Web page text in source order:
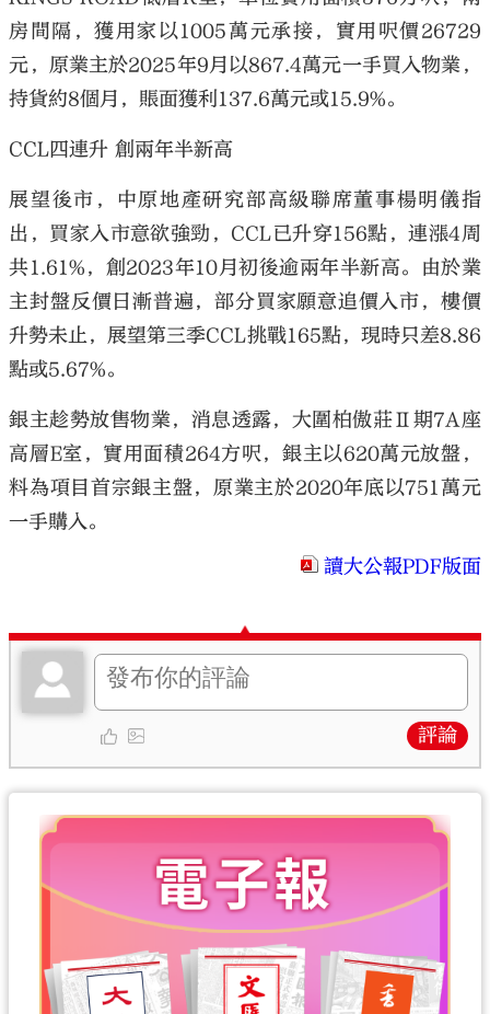
房間隔，獲用家以1005萬元承接，實用呎價26729
元，原業主於2025年9月以867.4萬元一手買入物業，
持貨約8個月，賬面獲利137.6萬元或15.9%。
CCL四連升 創兩年半新高
展望後市，中原地產研究部高級聯席董事楊明儀指
出，買家入市意欲強勁，CCL已升穿156點，連漲4周
共1.61%，創2023年10月初後逾兩年半新高。由於業
主封盤反價日漸普遍，部分買家願意追價入市，樓價
升勢未止，展望第三季CCL挑戰165點，現時只差8.86
點或5.67%。
銀主趁勢放售物業，消息透露，大圍柏傲莊Ⅱ期7A座
高層E室，實用面積264方呎，銀主以620萬元放盤，
料為項目首宗銀主盤，原業主於2020年底以751萬元
一手購入。
讀大公報PDF版面
評論